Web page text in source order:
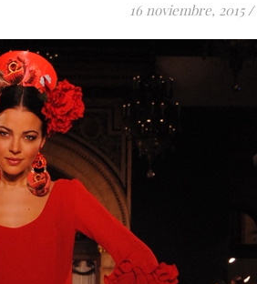
16 noviembre, 2015 /